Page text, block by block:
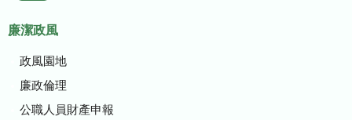
廉潔政風
政風園地
廉政倫理
公職人員財產申報